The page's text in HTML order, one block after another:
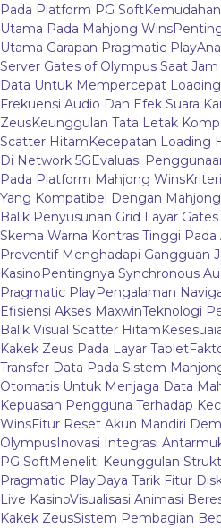
Pada Platform PG Soft
Utama Pada Mahjong Wins
Utama Garapan Pragmatic Play
Server Gates of Olympus Saat Jam
Data Untuk Mempercepat
Frekuensi Audio Dan Efek Suara
ZeusKeunggulan Tata Letak
Scatter HitamKecepatan Loading
Di Network 5GEvaluasi
Pada Platform Mahjong Wins
Yang Kompatibel Dengan
Balik Penyusunan Grid Layar
Skema Warna Kontras Tinggi
Preventif Menghadapi Gangguan
KasinoPentingnya Synchronous
Pragmatic PlayPengalaman
Efisiensi Akses MaxwinTeknologi
Balik Visual Scatter Hitam
Kakek Zeus Pada Layar Tablet
Transfer Data Pada Sistem
Otomatis Untuk Menjaga Data
Kepuasan Pengguna Terhadap
WinsFitur Reset Akun Mandiri
OlympusInovasi Integrasi
PG SoftMeneliti Keunggulan
Pragmatic PlayDaya Tarik Fitur
Live KasinoVisualisasi Animasi
Kakek ZeusSistem Pembagian